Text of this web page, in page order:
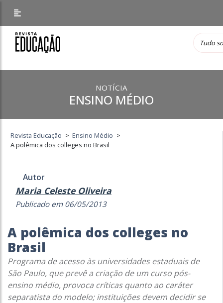
NOTÍCIA
ENSINO MÉDIO
Revista Educação > Ensino Médio >
A polêmica dos colleges no Brasil
Autor
Maria Celeste Oliveira
Publicado em 06/05/2013
A polêmica dos colleges no
Brasil
Programa de acesso às universidades estaduais de
São Paulo, que prevê a criação de um curso pós-
ensino médio, provoca críticas quanto ao caráter
separatista do modelo; instituições devem decidir se